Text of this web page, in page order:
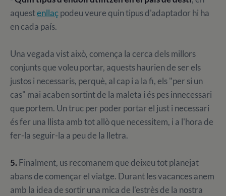
aquestenllaçpodeu veure quin tipus d'adaptador hi ha
en cada país.
Una vegada vist això, comença la cerca dels millors
conjunts que voleu portar, aquests haurien de ser els
justos i necessaris, perquè, al cap i a la fi, els "per si un
cas" mai acaben sortint de la maleta i és pes innecessari
que portem. Un truc per poder portar el just i necessari
és fer una llista amb tot allò que necessitem, i a l'hora de
fer-la seguir-la a peu de la lletra.
5. Finalment, us recomanem que deixeu tot planejat
abans de començar el viatge. Durant les vacances anem
amb la idea de sortir una mica de l'estrès de la nostra